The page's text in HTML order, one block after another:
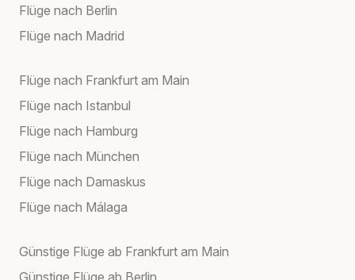
Flüge nach Berlin
Flüge nach Madrid
Flüge nach Frankfurt am Main
Flüge nach Istanbul
Flüge nach Hamburg
Flüge nach München
Flüge nach Damaskus
Flüge nach Málaga
Günstige Flüge ab Frankfurt am Main